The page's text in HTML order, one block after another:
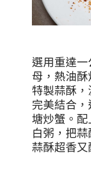
選用重達
母，熱油
特製蒜酥，
完美結合
塘炒蟹。 配
白粥，把蒜
蒜酥超香又